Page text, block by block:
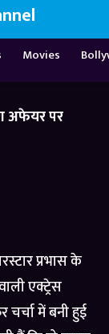
Movies
अफेयर पर
प्रभास के
एक्ट्रेस
में बनी हुई